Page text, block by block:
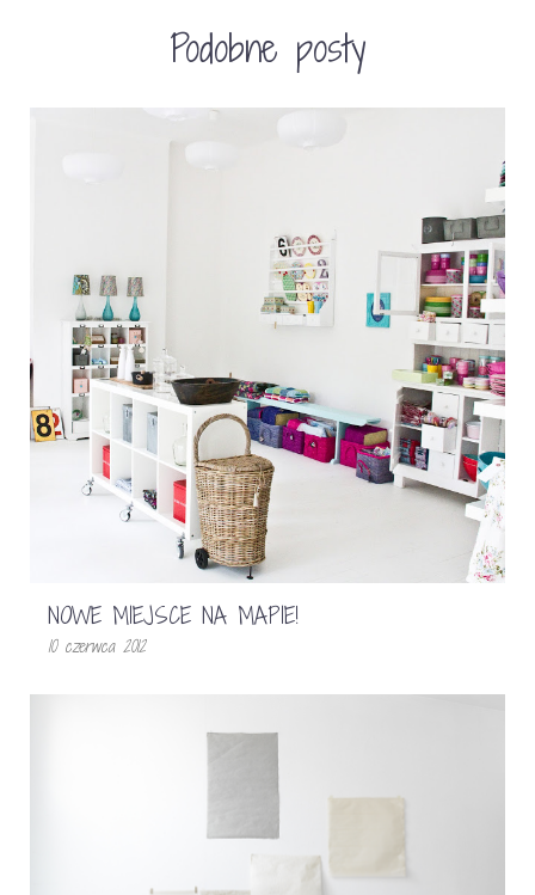
Podobne posty
NOWE MIEJSCE NA MAPIE!
10 czerwca 2012